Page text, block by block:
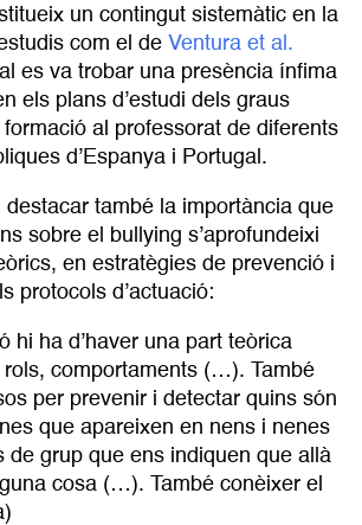
un contingut sistemàtic en la
com el de Ventura et al.
es va trobar una presència ínfima
els plans d’estudi dels graus
al professorat de diferents
d’Espanya i Portugal.
destacar també la importància que
sobre el bullying s’aprofundeixi
en estratègies de prevenció i
protocols d’actuació:
hi ha d’haver una part teòrica
rols, comportaments (…). També
per prevenir i detectar quins són
que apareixen en nens i nenes
de grup que ens indiquen que allà
cosa (…). També conèixer el